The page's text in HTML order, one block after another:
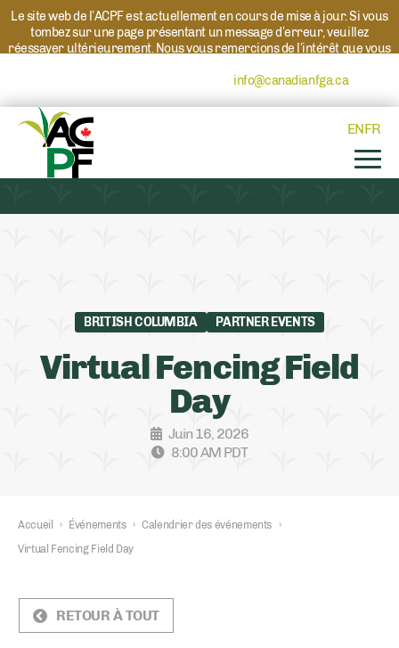
Le site web de l’ACPF est actuellement en cours de mise à jour. Si vous
tombez sur une page présentant un message d’erreur, veuillez
réessayer ultérieurement. Nous vous remercions de l’intérêt que vous
info@canadianfga.caet nous
ENFR
BRITISH COLUMBIA PARTNER EVENTS
Virtual Fencing Field
Day
Juin 16, 2026
8:00 AM PDT
Accueil › Événements › Calendrier des événements
›
Virtual Fencing Field Day
RETOUR À TOUT